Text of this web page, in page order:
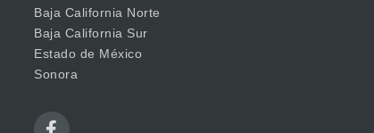
Baja California Norte
Baja California Sur
Estado de México
Sonora